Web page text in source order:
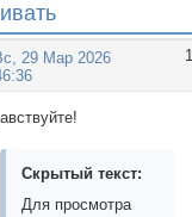
1
29 Мар 2026
Скрытый текст:
Для просмотра